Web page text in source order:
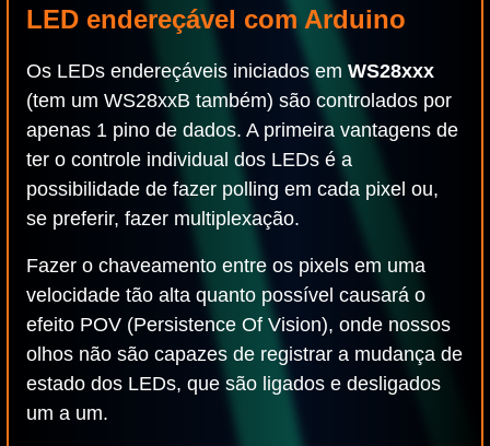
LED endereçável com Arduino
Os LEDs endereçáveis iniciados em WS28xxx
(tem um WS28xxB também) são controlados por
apenas 1 pino de dados. A primeira vantagens de
ter o controle individual dos LEDs é a
possibilidade de fazer polling em cada pixel ou,
se preferir, fazer multiplexação.
Fazer o chaveamento entre os pixels em uma
velocidade tão alta quanto possível causará o
efeito POV (Persistence Of Vision), onde nossos
olhos não são capazes de registrar a mudança de
estado dos LEDs, que são ligados e desligados
um a um.